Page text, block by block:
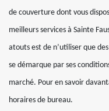
de couverture dont vous
meilleurs services à Sainte
atouts est de n’utiliser que
se démarque par ses
marché. Pour en savoir
horaires de bureau.